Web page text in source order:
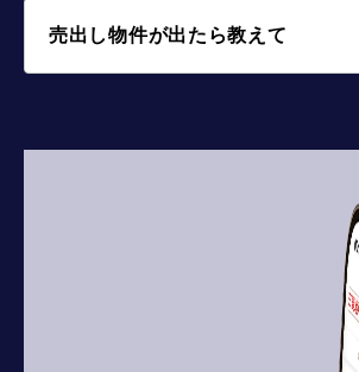
売出し物件が出たら教えて